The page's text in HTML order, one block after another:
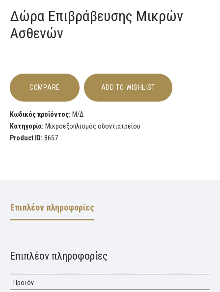
Δώρα Επιβράβευσης Μικρών
Ασθενών
COMPARE ADD TO WISHLIST
Κωδικός προϊόντος: Μ/Δ
Κατηγορία: Μικροεξοπλισμός οδοντιατρείου
Product ID: 8657
Επιπλέον πληροφορίες
Επιπλέον πληροφορίες
Προϊόν